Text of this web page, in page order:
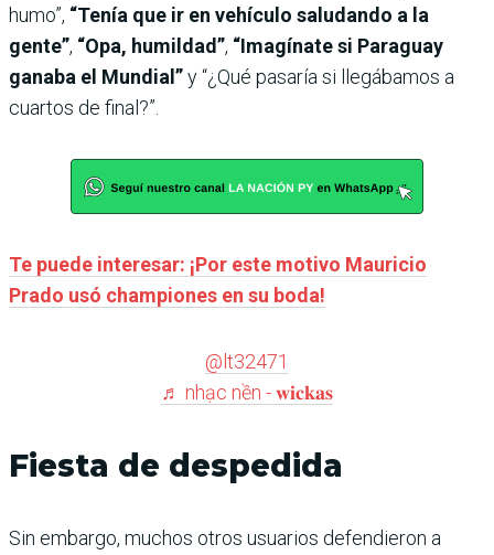
humo”, “Tenía que ir en vehículo saludando a la
gente”, “Opa, humildad”, “Imagínate si Paraguay
ganaba el Mundial”y “¿Qué pasaría si llegábamos a
cuartos de final?”.
Te puede interesar: ¡Por este motivo Mauricio
Prado usó championes en su boda!
@lt32471
♬ nhạc nền - 𝐰𝐢𝐜𝐤𝐚𝐬
Fiesta de despedida
Sin embargo, muchos otros usuarios defendieron a